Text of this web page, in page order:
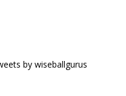
by wiseballgurus